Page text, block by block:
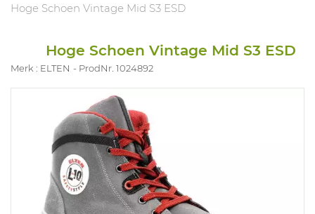
Hoge Schoen Vintage Mid S3 ESD
Hoge Schoen Vintage Mid S3 ESD
Merk : ELTEN ProdNr. 1024892